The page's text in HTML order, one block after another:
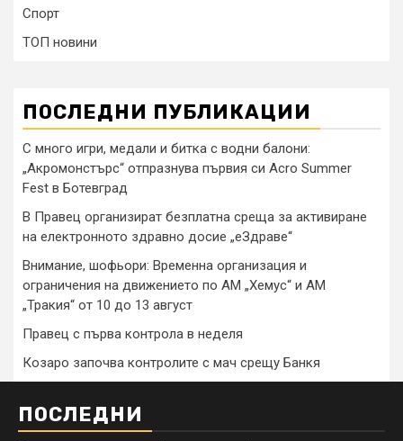
Спорт
ТОП новини
ПОСЛЕДНИ ПУБЛИКАЦИИ
С много игри, медали и битка с водни балони:
„Акромонстърс“ отпразнува първия си Acro Summer
Fest в Ботевград
В Правец организират безплатна среща за активиране
на електронното здравно досие „еЗдраве“
Внимание, шофьори: Временна организация и
ограничения на движението по АМ „Хемус“ и АМ
„Тракия“ от 10 до 13 август
Правец с първа контрола в неделя
Козаро започва контролите с мач срещу Банкя
ПОСЛЕДНИ